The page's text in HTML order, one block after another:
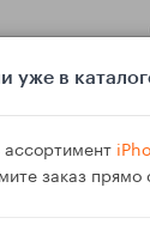
уже в
заказ прямо